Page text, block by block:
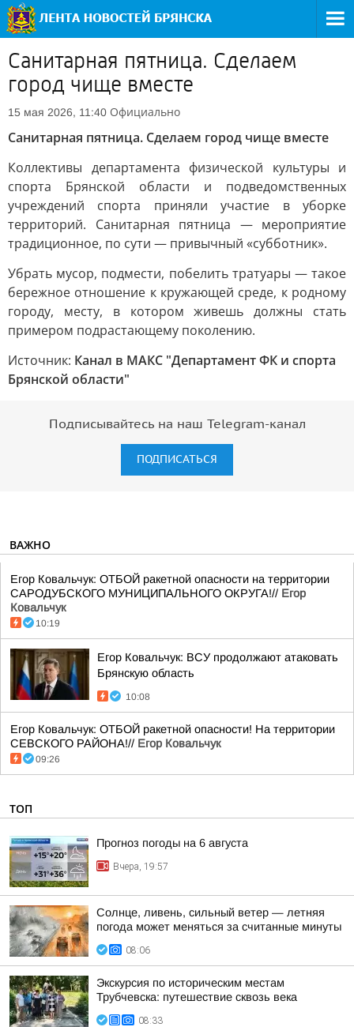
Санитарная пятница. Сделаем
город чище вместе
15 мая 2026, 11:40 Официально
Санитарная пятница. Сделаем город чище вместе
Коллективы департамента физической культуры и
спорта Брянской области и подведомственных
учреждений спорта приняли участие в уборке
территорий. Санитарная пятница — мероприятие
традиционное, по сути — привычный «субботник».
Убрать мусор, подмести, побелить тратуары — такое
бережное отношение к кружающей среде, к родному
городу, месту, в котором живешь должны стать
примером подрастающему поколению.
Источник: Канал в МАКС "Департамент ФК и спорта
Брянской области"
Подписывайтесь на наш Telegram-канал
ПОДПИСАТЬСЯ
ВАЖНО
Егор Ковальчук: ОТБОЙ ракетной опасности на территории
САРОДУБСКОГО МУНИЦИПАЛЬНОГО ОКРУГА!// Егор
Ковальчук
10:19
Егор Ковальчук: ВСУ продолжают атаковать
Брянскую область
10:08
Егор Ковальчук: ОТБОЙ ракетной опасности! На территории
СЕВСКОГО РАЙОНА!// Егор Ковальчук
09:26
ТОП
Прогноз погоды на 6 августа
Вчера, 19:57
Солнце, ливень, сильный ветер — летняя
погода может меняться за считанные минуты
08:06
Экскурсия по историческим местам
Трубчевска: путешествие сквозь века
08:33